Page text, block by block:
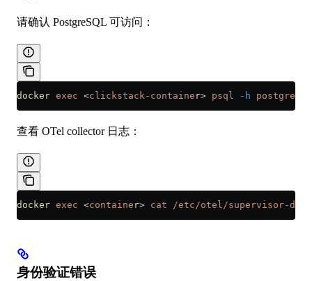
请确认 PostgreSQL 可访问：
docker exec <clickstack-containe r> psql -h postgres-
查看 OTel collector 日志：
docker exec <containe r> cat /etc/otel/supervisor-
身份验证错误